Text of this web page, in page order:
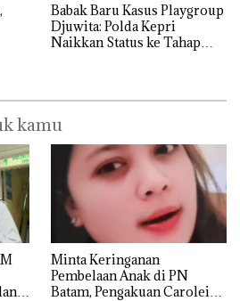
Babak Baru Kasus Playgroup
Djuwita: Polda Kepri
Naikkan Status ke Tahap
kamu
Minta Keringanan
Pembelaan Anak di PN
Batam, Pengakuan Carolein